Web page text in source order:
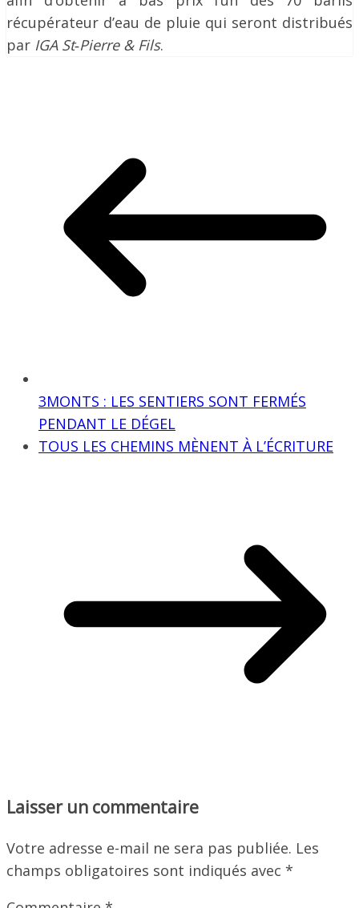
récupérateur d’eau de pluie qui seront distribués
par IGA St‐Pierre & Fils.
3MONTS : LES SENTIERS SONT FERMÉS
PENDANT LE DÉGEL
TOUS LES CHEMINS MÈNENT À L’ÉCRITURE
Laisser un commentaire
Votre adresse e-mail ne sera pas publiée. Les
champs obligatoires sont indiqués avec *